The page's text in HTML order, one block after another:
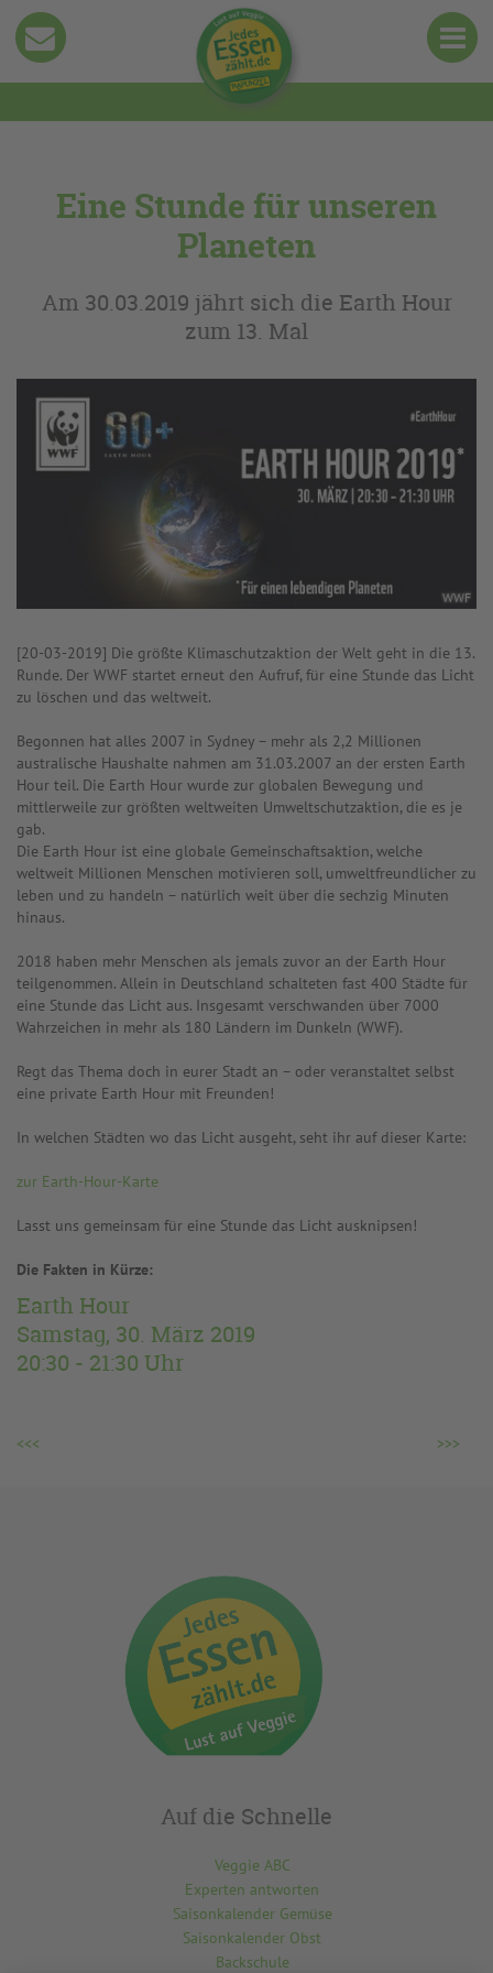
Eine Stunde für unseren
Planeten
Am 30.03.2019 jährt sich die Earth Hour
zum 13. Mal
WWF
[20-03-2019] Die größte Klimaschutzaktion der Welt geht in die 13.
Runde. Der WWF startet erneut den Aufruf, für eine Stunde das Licht
zu löschen und das weltweit.
Begonnen hat alles 2007 in Sydney – mehr als 2,2 Millionen
australische Haushalte nahmen am 31.03.2007 an der ersten Earth
Hour teil. Die Earth Hour wurde zur globalen Bewegung und
mittlerweile zur größten weltweiten Umweltschutzaktion, die es je
gab.
Die Earth Hour ist eine globale Gemeinschaftsaktion, welche
weltweit Millionen Menschen motivieren soll, umweltfreundlicher zu
leben und zu handeln – natürlich weit über die sechzig Minuten
hinaus.
2018 haben mehr Menschen als jemals zuvor an der Earth Hour
teilgenommen. Allein in Deutschland schalteten fast 400 Städte für
eine Stunde das Licht aus. Insgesamt verschwanden über 7000
Wahrzeichen in mehr als 180 Ländern im Dunkeln (WWF).
Regt das Thema doch in eurer Stadt an – oder veranstaltet selbst
eine private Earth Hour mit Freunden!
In welchen Städten wo das Licht ausgeht, seht ihr auf dieser Karte:
zur Earth-Hour-Karte
Lasst uns gemeinsam für eine Stunde das Licht ausknipsen!
Die Fakten in Kürze:
Earth Hour
Samstag, 30. März 2019
20:30 - 21:30 Uhr
<<< >>>
Auf die Schnelle
Veggie ABC
Experten antworten
Saisonkalender Gemüse
Saisonkalender Obst
Backschule